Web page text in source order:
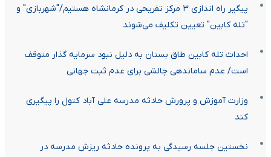
پیگیر راه اندازی ۳ مرکز تفریحی در کرمانشاه هستیم/"شهربازی" و
"تله کابین" تعیین تکلیف می‌شوند
احداث تله کابین طاق بستان به دلیل نبود سرمایه گذار متوقف
است/ عدم ساماندهی چالشی برای عدم ثبت جهانی
وزارت آموزش و پرورش حادثه مدرسه علی آباد کتول را پیگیری
کند
نخستین جلسه رسیدگی به پرونده حادثه ریزش مدرسه در